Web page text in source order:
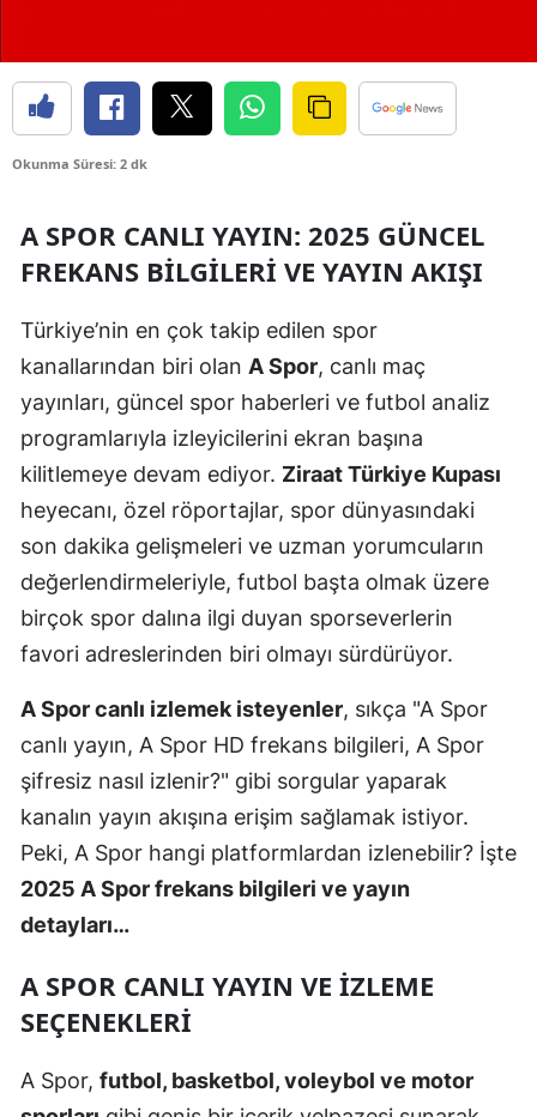
Diyarbakır
Edirne
Gaziantep
Giresun
Gümüşhane
Hakkari
Hatay
Isparta
Mersin
İstanbul
İzmir
Kars
Kastamonu
Kayseri
Kırşehir
Konya
Okunma Süresi: 2 dk
A SPOR CANLI YAYIN: 2025 GÜNCEL
FREKANS BILGILERI VE YAYIN AKIŞI
Türkiye’nin en çok takip edilen spor
kanallarından biri olan A Spor, canlı maç
yayınları, güncel spor haberleri ve futbol analiz
programlarıyla izleyicilerini ekran başına
kilitlemeye devam ediyor. Ziraat Türkiye Kupası
heyecanı, özel röportajlar, spor dünyasındaki
son dakika gelişmeleri ve uzman yorumcuların
değerlendirmeleriyle, futbol başta olmak üzere
birçok spor dalına ilgi duyan sporseverlerin
favori adreslerinden biri olmayı sürdürüyor.
A Spor canlı izlemek isteyenler, sıkça "A Spor
canlı yayın, A Spor HD frekans bilgileri, A Spor
şifresiz nasıl izlenir?" gibi sorgular yaparak
kanalın yayın akışına erişim sağlamak istiyor.
Peki, A Spor hangi platformlardan izlenebilir? İşte
2025 A Spor frekans bilgileri ve yayın
detayları…
A SPOR CANLI YAYIN VE İZLEME
SEÇENEKLERI
A Spor, futbol, basketbol, voleybol ve motor